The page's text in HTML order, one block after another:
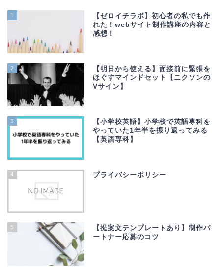
1
【ゼロイチラボ】初心者の私でも作
れた！webサイト制作講座の内容と
感想！
2
【明日から使える】面接前に緊張を
ほぐすマインドセット【ニクソンの
Vサイン】
3
【小学校英語】小学校で英語専科を
やっていた1年半を振り返ってみる
【英語専科】
4 プライバシーポリシー
5
【提案文テンプレートあり】制作パ
ートナー応募のコツ